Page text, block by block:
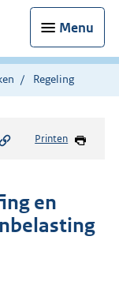
Menu
Regeling
Printen
en